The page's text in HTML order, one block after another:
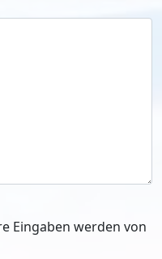
Eingaben werden von